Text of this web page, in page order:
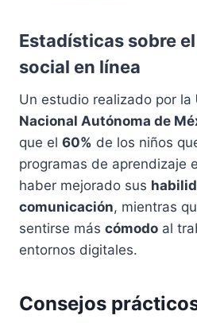
Estadísticas sobre
social en línea
Un estudio realizado por la
Nacional Autónoma de
que el 60% de los niños
programas de aprendizaje
haber mejorado sus
comunicación, mientras
sentirse más cómodo al
entornos digitales.
Consejos